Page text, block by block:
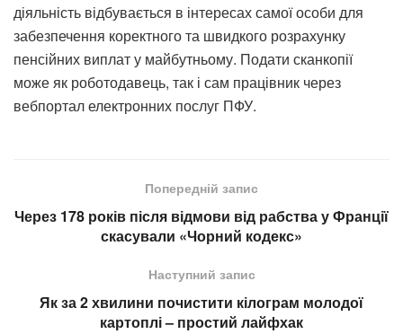
діяльність відбувається в інтересах самої особи для
забезпечення коректного та швидкого розрахунку
пенсійних виплат у майбутньому. Подати сканкопії
може як роботодавець, так і сам працівник через
вебпортал електронних послуг ПФУ.
Попередній запис
Через 178 років після відмови від рабства у Франції
скасували «Чорний кодекс»
Наступний запис
Як за 2 хвилини почистити кілограм молодої
картоплі – простий лайфхак